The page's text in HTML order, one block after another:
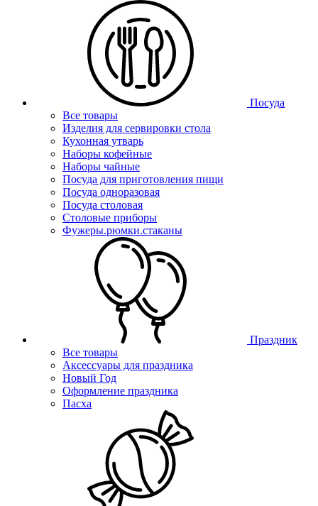
Посуда
Все товары
Изделия для сервировки стола
Кухонная утварь
Наборы кофейные
Наборы чайные
Посуда для приготовления пищи
Посуда одноразовая
Посуда столовая
Столовые приборы
Фужеры.рюмки.стаканы
Праздник
Все товары
Аксессуары для праздника
Новый Год
Оформление праздника
Пасха